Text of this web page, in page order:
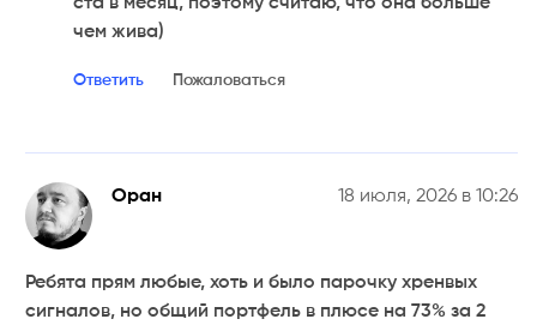
ста в месяц, поэтому считаю, что она больше
чем жива)
Ответить Пожаловаться
Оран 18 июля, 2026 в 10:26
Ребята прям любые, хоть и было парочку хренвых
сигналов, но общий портфель в плюсе на 73% за 2